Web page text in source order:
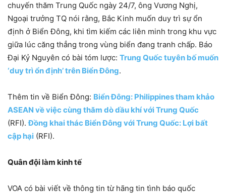
chuyến thăm Trung Quốc ngày 24/7, ông Vương Nghị,
Ngoại trưởng TQ nói rằng, Bắc Kinh muốn duy trì sự ổn
định ở Biển Đông, khi tìm kiếm các liên minh trong khu vực
giữa lúc căng thẳng trong vùng biển đang tranh chấp. Báo
Đại Kỷ Nguyên có bài tóm lược: Trung Quốc tuyên bố muốn
‘duy trì ổn định’ trên Biển Đông.
Thêm tin về Biển Đông: Biển Đông: Philippines tham khảo
ASEAN về việc cùng thăm dò dầu khí với Trung Quốc
(RFI).Đồng khai thác Biển Đông với Trung Quốc: Lợi bất
cập hại (RFI).
Quân đội làm kinh tế
VOA có bài viết về thông tin từ hãng tin tình báo quốc